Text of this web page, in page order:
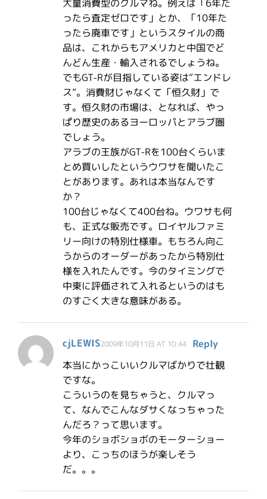
大量消費型のクルマね。例えば「6年た
ったら査定ゼロです」とか、「10年た
ったら廃車です」というスタイルの商
品は、これからもアメリカと中国でど
んどん生産・輸入されるでしょうね。
でもGT-Rが目指している姿は“エンドレ
ス”。消費財じゃなくて「恒久財」で
す。恒久財の市場は、となれば、やっ
ぱり歴史のあるヨーロッパとアラブ圏
でしょう。
アラブの王族がGT-Rを100台くらいま
とめ買いしたというウワサを聞いたこ
とがあります。あれは本当なんです
か？
100台じゃなくて400台ね。ウワサも何
も、正式な販売です。ロイヤルファミ
リー向けの特別仕様車。もちろん向こ
うからのオーダーがあったから特別仕
様を入れたんです。今のタイミングで
中東に評価されて入れるというのはも
のすごく大きな意味がある。
cjLEWIS2009年10月11日 AT 10:44
Reply
本当にかっこいいクルマばかりで壮観
ですな。
こういうのを見ちゃうと、クルマっ
て、なんでこんなダサくなっちゃった
んだろ？って思います。
今年のショボショボのモーターショー
より、こっちのほうが楽しそう
だ。。。